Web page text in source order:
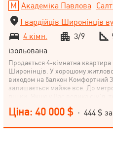
Академіка Павлова
Гвардійців Широнінців
4 кімн.
3/9
ізольована
Продається 4-кімнатна квартира
Широнінців. У хорошому
виходом на балкон Комфортний
залишається майже все. До
Ціна: 40 000 $ · 444 $